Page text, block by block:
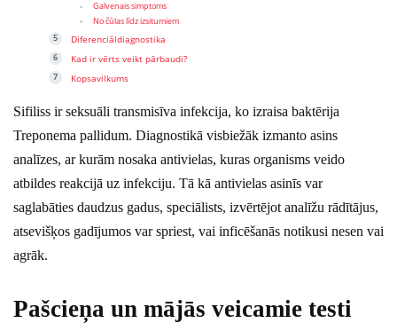
Galvenais simptoms
No čūlas līdz izsitumiem
Diferenciāldiagnostika
Kad ir vērts veikt pārbaudi?
Kopsavilkums
Sifiliss ir seksuāli transmisīva infekcija, ko izraisa baktērija
Treponema pallidum. Diagnostikā visbiežāk izmanto asins
analīzes, ar kurām nosaka antivielas, kuras organisms veido
atbildes reakcijā uz infekciju. Tā kā antivielas asinīs var
saglabāties daudzus gadus, speciālists, izvērtējot analīžu rādītājus,
atsevišķos gadījumos var spriest, vai inficēšanās notikusi nesen vai
agrāk.
Pašcieņa un mājās veicamie testi